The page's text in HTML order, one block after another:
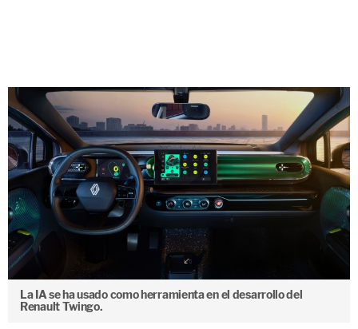
La IA se ha usado como herramienta en el desarrollo del
Renault Twingo.